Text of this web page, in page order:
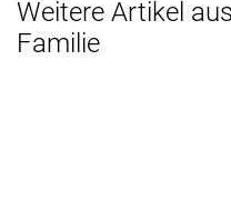
Weitere Artikel
Familie